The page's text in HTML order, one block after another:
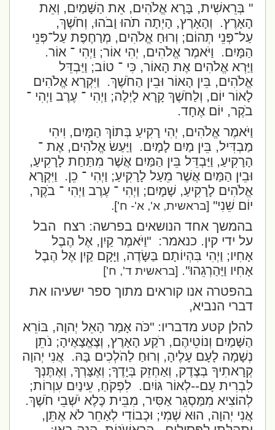
בְּרֵאשִׁית, בָּרָא אֱלֹהִים, אֵת הַשָּׁמַיִם, וְאֵת
הָאָרֶץ. וְהָאָרֶץ, הָיְתָה תֹהוּ וָבֹהוּ, וְחֹשֶׁךְ,
עַל־פְּנֵי תְהוֹם; וְרוּחַ אֱלֹהִים, מְרַחֶפֶת עַל־פְּנֵי
הַמָּיִם. וַיֹּאמֶר אֱלֹהִים, יְהִי אוֹר; וַיְהִי ־ אוֹר.
וַיַּרְא אֱלֹהִים אֶת הָאוֹר, כִּי ־ טוֹב; וַיַּבְדֵּל
אֱלֹהִים, בֵּין הָאוֹר וּבֵין הַחֹשֶׁךְ. וַיִּקְרָא אֱלֹהִים
לָאוֹר יוֹם, וְלַחֹשֶׁךְ קָרָא לָיְלָה; וַיְהִי ־ עֶרֶב וַיְהִי ־
בֹקֶר, יוֹם אֶחָד.
וַיֹּאמֶר אֱלֹהִים, יְהִי רָקִיעַ בְּתוֹךְ הַמָּיִם, וִיהִי
מַבְדִּיל, בֵּין מַיִם לָמָיִם. וַיַּעַשׂ אֱלֹהִים, אֶת ־
הָרָקִיעַ, וַיַּבְדֵּל בֵּין הַמַּיִם אֲשֶׁר מִתַּחַת לָרָקִיעַ,
וּבֵין הַמַּיִם אֲשֶׁר מֵעַל לָרָקִיעַ; וַיְהִי ־ כֵן. וַיִּקְרָא
אֱלֹהִים לָרָקִיעַ, שָׁמָיִם; וַיְהִי ־ עֶרֶב וַיְהִי ־ בֹקֶר,
יוֹם שֵׁנִי"[בראשית, א', א'- ח'].
בהמשך אחד הנושאים בפרשה: רצח הבל
על ידי קין. כנאמר: " וַיֹּאמֶר קַיִן, אֶל הֶבֶל
אָחִיו; וַיְהִי בִּהְיוֹתָם בַּשָּׂדֶה, וַיָּקָם קַיִן אֶל הֶבֶל
אָחִיו וַיַּהַרְגֵהוּ". [בראשית ד', ח']
בהפטרה אנו קוראים מתוך ספר ישעיהו את
דברי הנביא,
להלן קטע מדבריו:"כֹּה אָמַר הָאֵל יְהוָה, בּוֹרֵא
הַשָּׁמַיִם וְנוֹטֵיהֶם, רֹקַע הָאָרֶץ, וְצֶאֱצָאֶיהָ; נֹתֵן
נְשָׁמָה לָעָם עָלֶיהָ, וְרוּחַ לַהֹלְכִים בָּהּ. אֲנִי יְהוָה
קְרָאתִיךָ בְצֶדֶק, וְאַחְזֵק בְּיָדֶךָ; וְאֶצָּרְךָ, וְאֶתֶּנְךָ
לִבְרִית עָם--לְאוֹר גּוֹיִם. לִפְקֹחַ, עֵינַיִם עִוְרוֹת;
לְהוֹצִיא מִמַּסְגֵּר אַסִּיר, מִבֵּית כֶּלֶא יֹשְׁבֵי חֹשֶׁךְ.
אֲנִי יְהוָה, הוּא שְׁמִי; וּכְבוֹדִי לְאַחֵר לֹא אֶתֵּן,